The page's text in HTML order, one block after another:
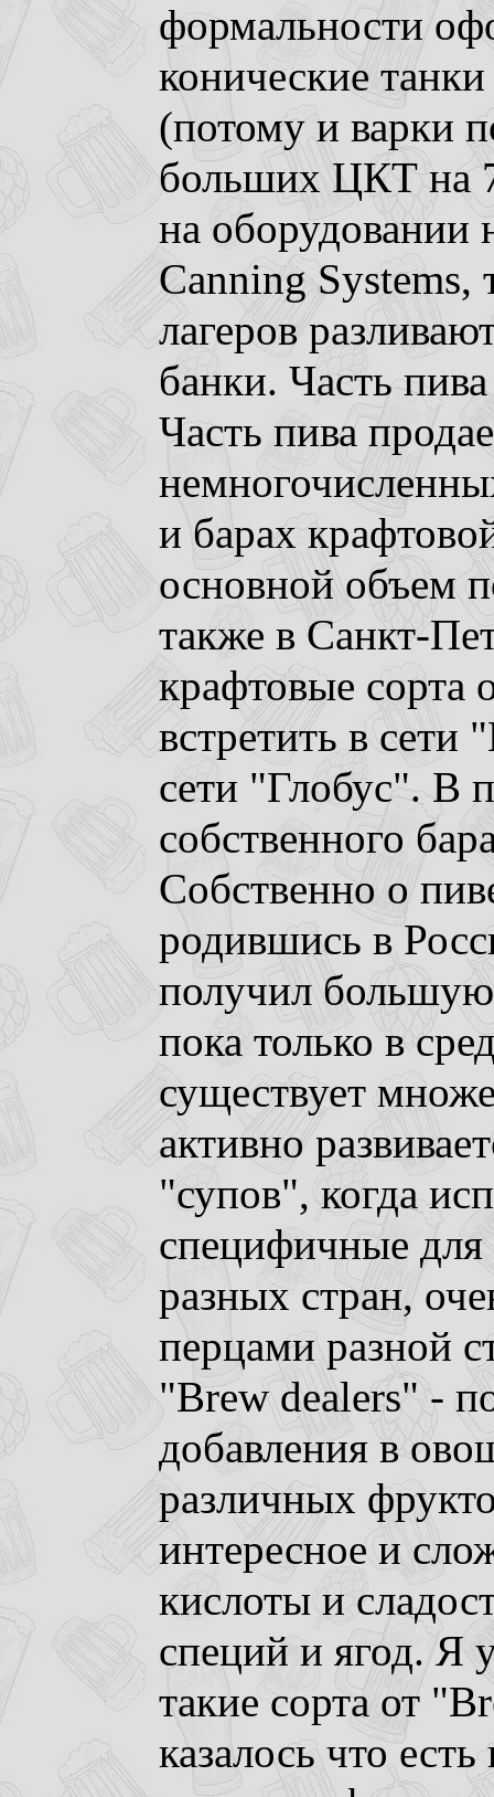
формальности
конические
(потому и варки
больших ЦКТ на
на оборудовании
Canning Systems,
лагеров
банки. Часть
Часть пива
и барах
основной объем
также в Санкт-
крафтовые сорта
встретить в сети
сети "Глобус". В
собственного
Собственно о
родившись в
получил большую
пока только в
существует
активно
"супов", когда
специфичные
разных стран,
перцами разной
"Brew dealers" -
добавления в
различных
интересное и
кислоты и
специй и ягод. Я
такие сорта от
казалось что